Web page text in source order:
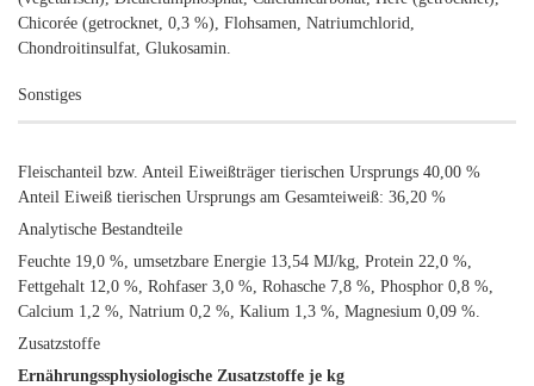
Chicorée (getrocknet, 0,3 %), Flohsamen, Natriumchlorid,
Chondroitinsulfat, Glukosamin.
Sonstiges
Fleischanteil bzw. Anteil Eiweißträger tierischen Ursprungs 40,00 %
Anteil Eiweiß tierischen Ursprungs am Gesamteiweiß: 36,20 %
Analytische Bestandteile
Feuchte 19,0 %, umsetzbare Energie 13,54 MJ/kg, Protein 22,0 %,
Fettgehalt 12,0 %, Rohfaser 3,0 %, Rohasche 7,8 %, Phosphor 0,8 %,
Calcium 1,2 %, Natrium 0,2 %, Kalium 1,3 %, Magnesium 0,09 %.
Zusatzstoffe
Ernährungssphysiologische Zusatzstoffe je kg